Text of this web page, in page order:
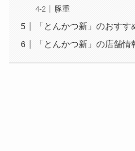
豚重
「とんかつ新」のおすす
「とんかつ新」の店舗情